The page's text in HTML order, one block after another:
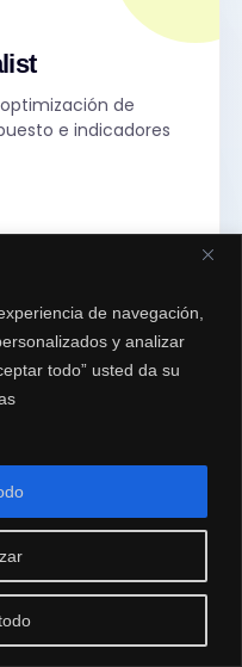
de navegación,
y analizar
todo” usted da su
de
e indicadores
de relación para
incluso
independiente.